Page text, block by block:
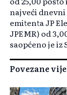
najveći
emitenta JP
JPEMR) od
saopćeno je iz
Povezane